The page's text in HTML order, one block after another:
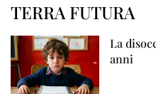
TERRA FUTURA
La
anni